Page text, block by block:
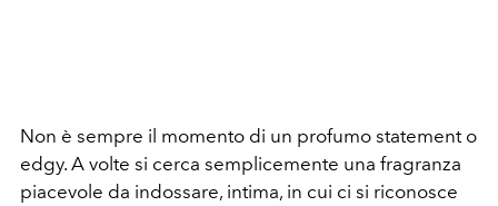
Non è sempre il momento di un profumo statement o
edgy. A volte si cerca semplicemente una fragranza
piacevole da indossare, intima, in cui ci si riconosce